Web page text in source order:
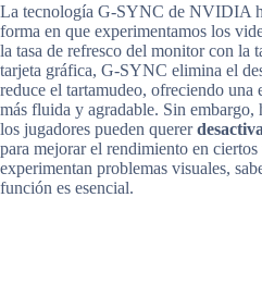
La tecnología G-SYNC de NVIDIA
forma en que experimentamos los
la tasa de refresco del monitor con la
tarjeta gráfica, G-SYNC elimina el
reduce el tartamudeo, ofreciendo una
más fluida y agradable. Sin embargo,
los jugadores pueden querer
para mejorar el rendimiento en
experimentan problemas visuales,
función es esencial.